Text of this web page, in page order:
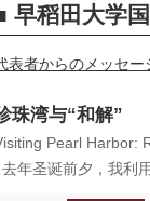
京 前門
早稻田大学
表者からのメッセー
珠湾与“和解”
Pearl Harbor:
去年圣诞前夕，我利